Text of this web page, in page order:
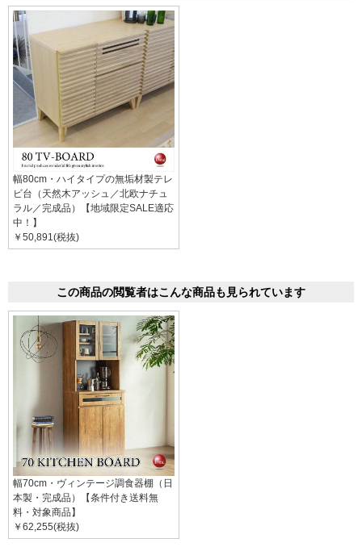
幅80cm・ハイタイプの無垢材製テレ
ビ台（天然木アッシュ／北欧ナチュ
ラル／完成品）【地域限定SALE適応
中！】
￥50,891(税抜)
この商品の閲覧者はこんな商品も見られています
幅70cm・ヴィンテージ調食器棚（日
本製・完成品）【条件付き送料無
料・対象商品】
￥62,255(税抜)